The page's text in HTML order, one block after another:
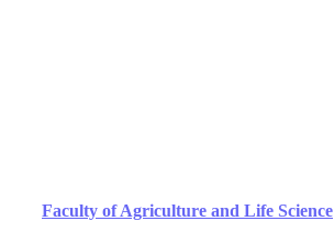
Faculty of Agriculture and Life Science